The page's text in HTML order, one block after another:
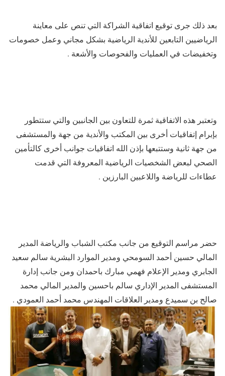
بعد ذلك جرى توقيع اتفاقية الشراكة التي تنص على معاينة
الرياضيين التابعين للأندية الرياضية بشكل مجاني وعمل خصومات
وتخفيضات في العمليات والفحوصات والأشعة .
وتعتبر هذه الاتفاقية ثمرة للتعاون بين الجانبين والتي ستتطور
بإبرام إتفاقيات أخرى بين المكتب والأندية من جهة والمستشفى
من جهة ثانية وستتبعها بإذن الله اتفاقيات جوانب أخرى كالتأمين
الصحي لبعض الشخصيات الرياضية المعروفة التي قدمت
عطاءات للرياضة واللاعبين البارزين .
حضر مراسم التوقيع من جانب مكتب الشباب والرياضة المدير
المالي حسين أحمد السومحي ومدير الموارد البشرية سالم سعيد
الجابري ومدير الإعلام فهمي مبارك باحمدان ومن جانب إدارة
المستشفى المدير الإداري سالم باحسين والمدير المالي محمد
صالح بن سميدع ومدير العلاقات المهندس محمد أحمد العمودي .